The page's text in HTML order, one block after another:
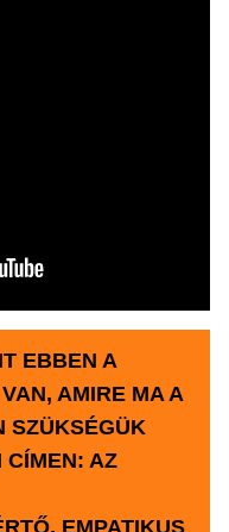
EBBEN A
AMIRE MA A
SZÜKSÉGÜK
CÍMEN: AZ
EMPATIKUS